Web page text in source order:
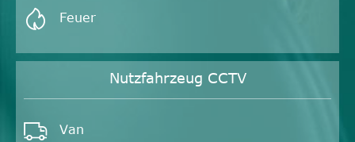
 Feuer
Nutzfahrzeug CCTV
 Van